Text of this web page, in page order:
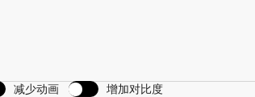
减少动画 增加对比度